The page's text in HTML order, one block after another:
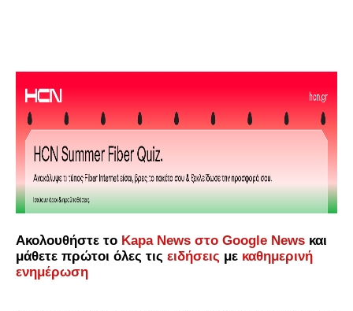
Ακολουθήστε το Kapa News στο Google News και
μάθετε πρώτοι όλες τις ειδήσεις με καθημερινή
ενημέρωση